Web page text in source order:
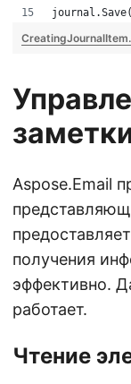
Aspose.Email
получения
эффективно.
работает.
Чтение